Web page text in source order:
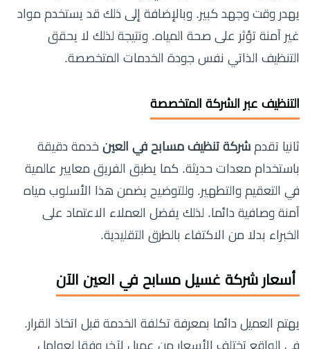
يهدر وقت وجهد كبير. وبالإضافة إلى ذلك قد يستخدم مواد
غير آمنة تؤثر على صحة المياه. ونتيجة لذلك لا يحقق
التنظيف الذاتي نفس جودة الخدمات المتخصصة.
التنظيف عبر الشركة المتخصصة
ثانيا تقدم شركة تنظيف مسابح في العين خدمة دقيقة
باستخدام معدات حديثة. كما يطبق الفريق معايير عالمية
في التعقيم والتطهير. وللتوضيح يضمن هذا الأسلوب مياه
آمنة وصافية دائما. لذلك يفضل العملاء الاعتماد على
الخبراء بدلا من الاكتفاء بالطرق التقليدية.
أسعار شركة غسيل مسابح في العين الآن
يهتم العميل دائما بمعرفة تكلفة الخدمة قبل اتخاذ القرار.
في الواقع تختلف الأسعار من عميل لآخر وفقا لعوامل